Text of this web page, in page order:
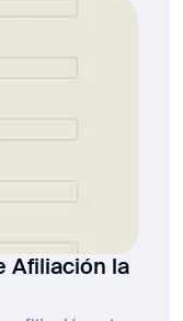
Afiliación la